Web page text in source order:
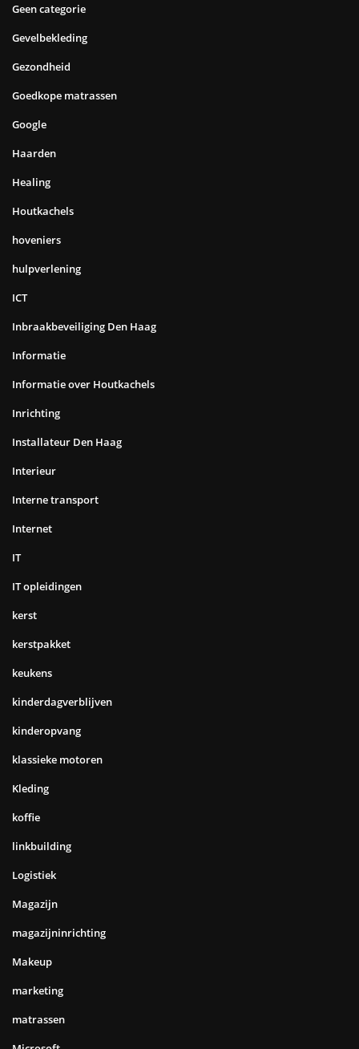
Geen categorie
Gevelbekleding
Gezondheid
Goedkope matrassen
Google
Haarden
Healing
Houtkachels
hoveniers
hulpverlening
ICT
Inbraakbeveiliging Den Haag
Informatie
Informatie over Houtkachels
Inrichting
Installateur Den Haag
Interieur
Interne transport
Internet
IT
IT opleidingen
kerst
kerstpakket
keukens
kinderdagverblijven
kinderopvang
klassieke motoren
Kleding
koffie
linkbuilding
Logistiek
Magazijn
magazijninrichting
Makeup
marketing
matrassen